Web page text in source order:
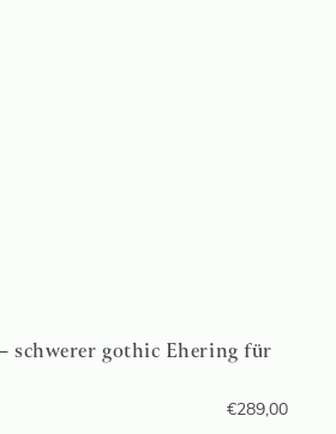
schwerer gothic Ehering für
€289,00